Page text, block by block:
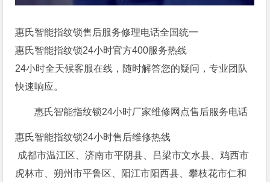
惠氏智能指纹锁售后服务修理电话全国统一
惠氏智能指纹锁24小时官方400服务热线
24小时全天候客服在线，随时解答您的疑问，专业团队
快速响应。
惠氏智能指纹锁24小时厂家维修网点售后服务电话
惠氏智能指纹锁24小时售后维修热线
成都市温江区、济南市平阴县、吕梁市文水县、鸡西市
虎林市、朔州市平鲁区、阳江市阳西县、攀枝花市仁和